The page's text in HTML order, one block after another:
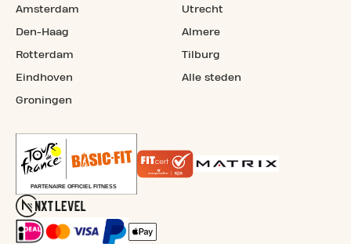
Amsterdam
Den-Haag
Rotterdam
Eindhoven
Groningen
Utrecht
Almere
Tilburg
Alle steden